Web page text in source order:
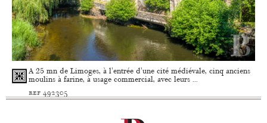
A 25 mn de Limoges, à l'entrée d'une cité médiévale, cinq anciens
moulins à farine, à usage commercial, avec leurs ...
ref 492305